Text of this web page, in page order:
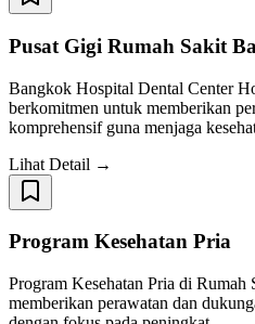
Pusat Gigi Rumah Sakit
Bangkok Hospital Dental Center
berkomitmen untuk memberikan
komprehensif guna menjaga
Lihat Detail →
Program Kesehatan Pria
Program Kesehatan Pria di
memberikan perawatan dan